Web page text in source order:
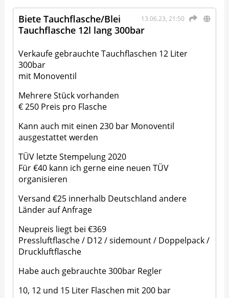
13.06.23, 21:50
Biete Tauchflasche/Blei
Tauchflasche 12l lang 300bar
Verkaufe gebrauchte Tauchflaschen 12 Liter
300bar
mit Monoventil
Mehrere Stück vorhanden
€ 250 Preis pro Flasche
Kann auch mit einen 230 bar Monoventil
ausgestattet werden
TÜV letzte Stempelung 2020
Für €40 kann ich gerne eine neuen TÜV
organisieren
Versand €25 innerhalb Deutschland andere
Länder auf Anfrage
Neupreis liegt bei €369
Pressluftflasche / D12 / sidemount / Doppelpack /
Druckluftflasche
Habe auch gebrauchte 300bar Regler
10, 12 und 15 Liter Flaschen mit 200 bar